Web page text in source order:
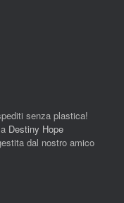
senza plastica!
Destiny Hope
dal nostro amico